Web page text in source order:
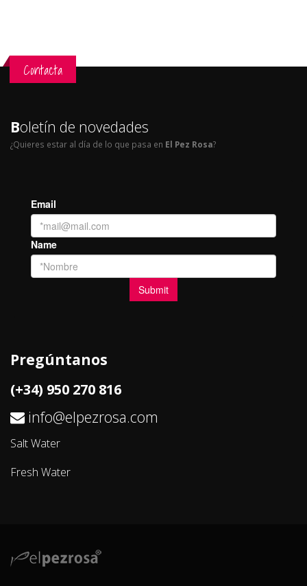
Contacta
Boletín de novedades
¿Quieres estar al día de lo que pasa en El Pez Rosa?
Pregúntanos
(+34) 950 270 816
info@elpezrosa.com
Salt Water
Fresh Water